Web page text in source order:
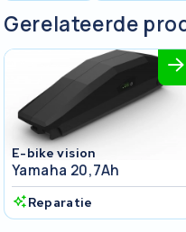
Gerelateerde
E-bike vision
Yamaha 20,7Ah
Reparatie